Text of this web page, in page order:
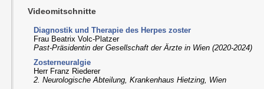
Videomitschnitte
Diagnostik und Therapie des Herpes zoster
Frau Beatrix Volc-Platzer
Past-Präsidentin der Gesellschaft der Ärzte in Wien (2020-2024)
Zosterneuralgie
Herr Franz Riederer
2. Neurologische Abteilung, Krankenhaus Hietzing, Wien